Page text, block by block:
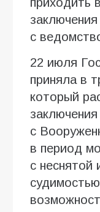
с
22 июля
приняла в
который
с
в период
с неснятой